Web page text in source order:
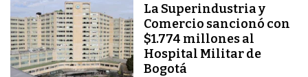
La Superindustria y
Comercio sancionó con
$1.774 millones al
Hospital Militar de
Bogotá